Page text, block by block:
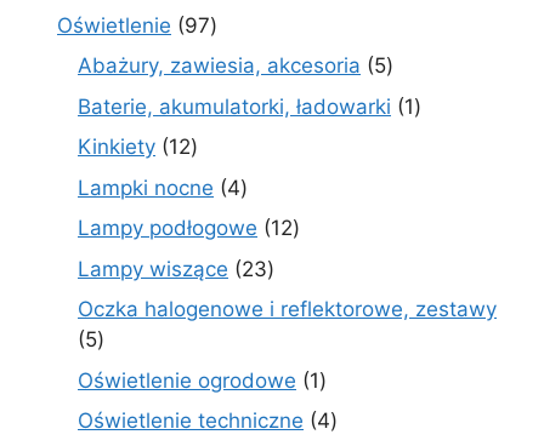
produkty
Oświetlenie 9797
produktów
Abażury, zawiesia, akcesoria 55
produktów
Baterie, akumulatorki, ładowarki 11
Kinkiety 1212
produktów
Lampki nocne 44
produkty
Lampy podłogowe 1212
Lampy wiszące 2323
produkty
Oczka halogenowe i reflektorowe, zestawy
55
produktów
Oświetlenie ogrodowe 11
produkt
Oświetlenie techniczne 44